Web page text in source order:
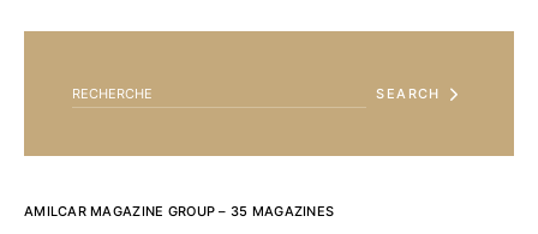
SEARCH
AMILCAR MAGAZINE GROUP – 35 MAGAZINES